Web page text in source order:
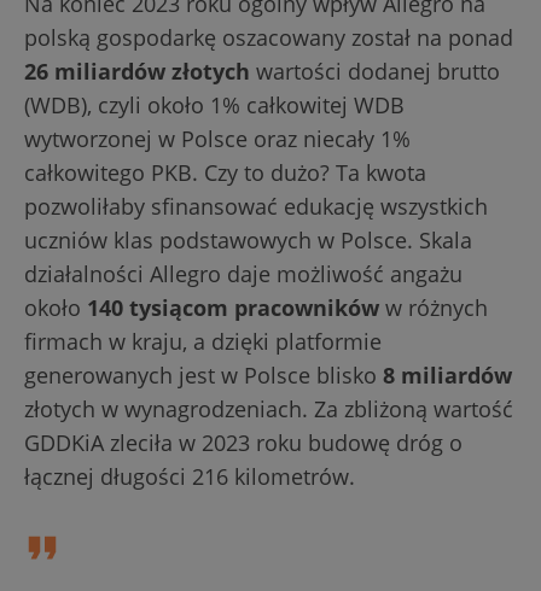
polską gospodarkę oszacowany został na ponad
26 miliardów złotych wartości dodanej brutto
(WDB), czyli około 1% całkowitej WDB
wytworzonej w Polsce oraz niecały 1%
całkowitego PKB. Czy to dużo? Ta kwota
pozwoliłaby sfinansować edukację wszystkich
uczniów klas podstawowych w Polsce. Skala
działalności Allegro daje możliwość angażu
około 140 tysiącom pracowników w różnych
firmach w kraju, a dzięki platformie
generowanych jest w Polsce blisko 8 miliardów
złotych w wynagrodzeniach. Za zbliżoną wartość
GDDKiA zleciła w 2023 roku budowę dróg o
łącznej długości 216 kilometrów.